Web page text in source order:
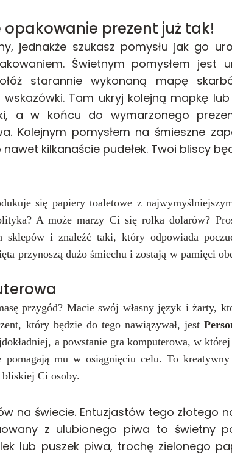
opakowanie prezent już tak!
jednakże szukasz pomysłu jak go
Świetnym pomysłem jest
starannie wykonaną mapę
Tam ukryj kolejną mapkę lub
a w końcu do wymarzonego
Kolejnym pomysłem na śmieszne
kilkanaście pudełek. Twoi bliscy
się papiery toaletowe z
A może marzy Ci się rolka dolarów?
sklepów i znaleźć taki, który odpowiada
przynoszą dużo śmiechu i zostają w pamięci
przygód? Macie swój własnyjęzyk i żarty,
który będzie do tego nawiązywał, jest
a powstanie gra komputerowa, w
mu w osiągnięciu celu. To
bliskiej Ci osoby.
na świecie. Entuzjastów tego złotego
z ulubionego piwa to świetny
lub puszek piwa, trochę zielonego